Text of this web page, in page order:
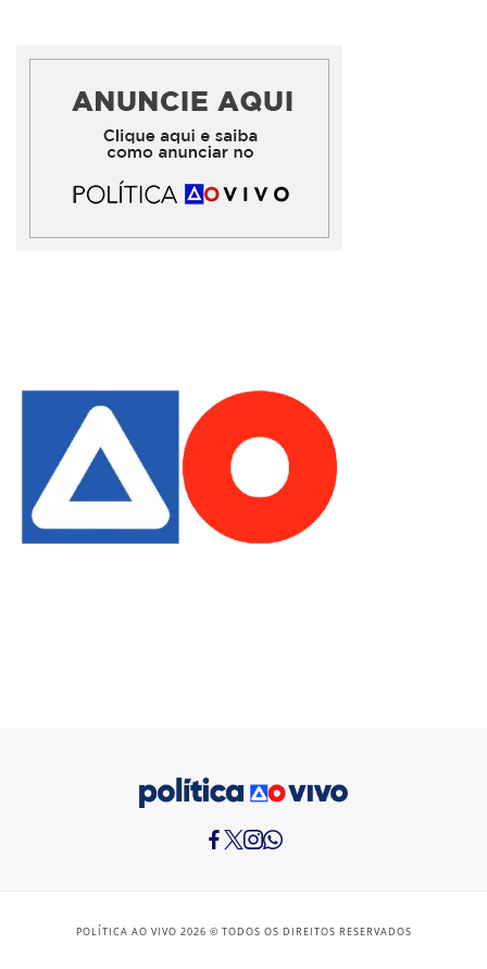
POLÍTICA AO VIVO 2026 © TODOS OS DIREITOS RESERVADOS